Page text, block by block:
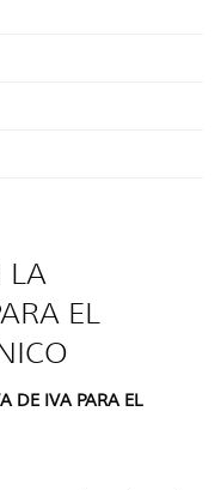
LA
EL
DE IVA PARA EL